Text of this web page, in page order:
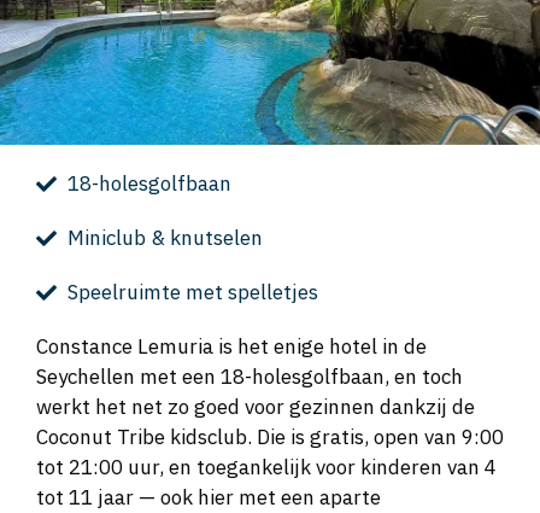
18-holesgolfbaan
Miniclub & knutselen
Speelruimte met spelletjes
Constance Lemuria is het enige hotel in de
Seychellen met een 18-holesgolfbaan, en toch
werkt het net zo goed voor gezinnen dankzij de
Coconut Tribe kidsclub. Die is gratis, open van 9:00
tot 21:00 uur, en toegankelijk voor kinderen van 4
tot 11 jaar — ook hier met een aparte